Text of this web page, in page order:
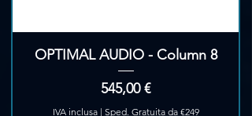
OPTIMAL AUDIO - Column 8
Prezzo
545,00 €
IVA inclusa| Sped. Gratuita da €249